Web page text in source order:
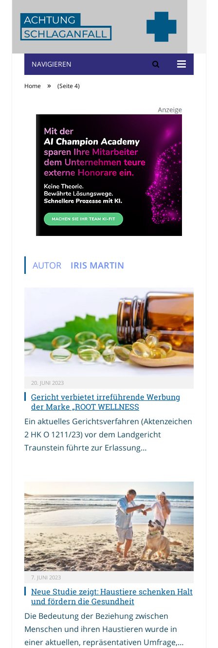
Achtung
Schlaganfall
NAVIGIEREN
Home » (Seite 4)
AUTOR IRIS MARTIN
20. JUNI 2023
Gericht verbietet irreführende Werbung
der Marke „ROOT WELLNESS
Ein aktuelles Gerichtsverfahren (Aktenzeichen
2 HK O 1211/23) vor dem Landgericht
Traunstein führte zur Erlassung…
7. JUNI 2023
Neue Studie zeigt: Haustiere schenken Halt
und fördern die Gesundheit
Die Bedeutung der Beziehung zwischen
Menschen und ihren Haustieren wurde in
einer aktuellen, repräsentativen Umfrage,…